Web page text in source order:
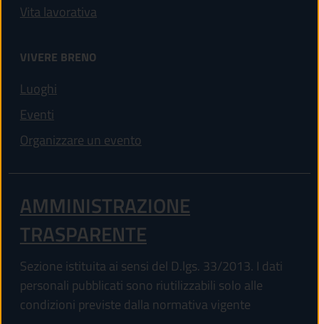
Vita lavorativa
VIVERE BRENO
Luoghi
Eventi
Organizzare un evento
AMMINISTRAZIONE
TRASPARENTE
Sezione istituita ai sensi del D.lgs. 33/2013. I dati
personali pubblicati sono riutilizzabili solo alle
condizioni previste dalla normativa vigente